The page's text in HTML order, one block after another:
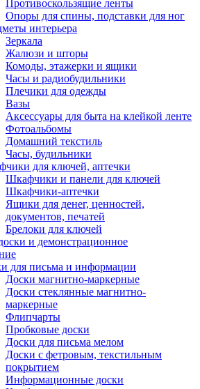
Противоскользящие ленты
Опоры для спины, подставки для ног
интерьера
Зеркала
Жалюзи и шторы
Комоды, этажерки и ящики
Часы и радиобудильники
Плечики для одежды
Вазы
Аксессуары для быта на клейкой ленте
Фотоальбомы
Домашний текстиль
Часы, будильники
для ключей, аптечки
Шкафчики и панели для ключей
Шкафчики-аптечки
Ящики для денег, ценностей,
документов, печатей
Брелоки для ключей
и демонстрационное
для письма и информации
Доски магнитно-маркерные
Доски стеклянные магнитно-
маркерные
Флипчарты
Пробковые доски
Доски для письма мелом
Доски с фетровым, текстильным
покрытием
Информационные доски